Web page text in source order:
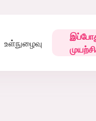
உள்நுழைவு